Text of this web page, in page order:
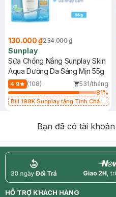
130.000 ₫234.000 ₫
Sunplay
Sữa Chống Nắng Sunplay Skin
Aqua Dưỡng Da Sáng Mịn 55g
4.9 (108)
531/tháng
81%
Bill 199K Sunplay tặng Tinh Chất
Bạn đã có tài
return nowfree
HỖ TRỢ KHÁCH HÀNG